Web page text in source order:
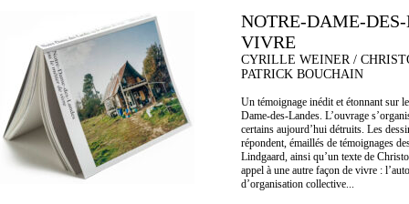
NOTRE-DAME-
VIVRE
CYRILLE WEINER /
PATRICK BOUCHAIN
Un témoignage inédit et étonnant sur
Dame-des-Landes. L’ouvrage
certains aujourd’hui détruits. Les
répondent, émaillés de témoignages
Lindgaard, ainsi qu’un texte de
appel à une autre façon de vivre :
d’organisation collective...